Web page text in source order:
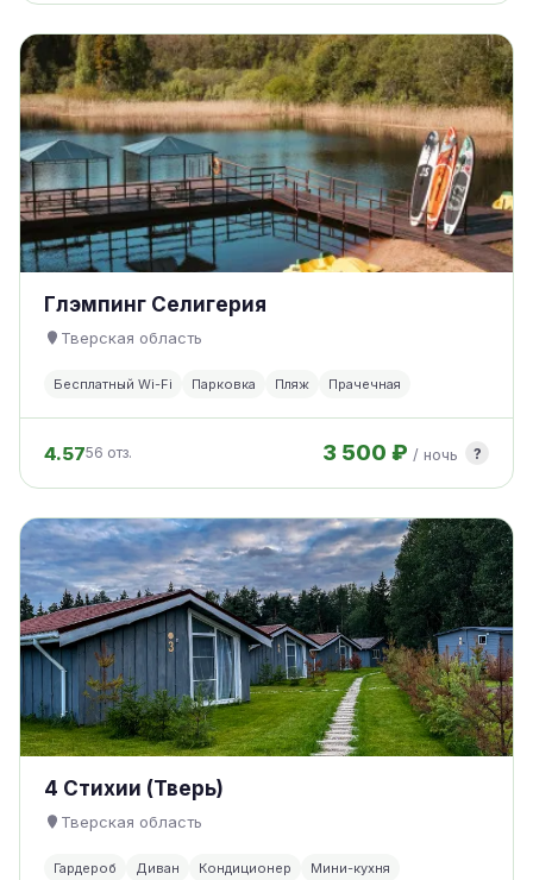
Глэмпинг Селигерия
Тверская область
Бесплатный Wi-Fi Парковка Пляж Прачечная
4.5756 отз. 3 500 ₽ / ночь ?
4 Стихии (Тверь)
Тверская область
Гардероб Диван Кондиционер Мини-кухня